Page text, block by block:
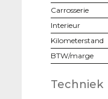
Carrosserie
Interieur
Kilometerstand
BTW/marge
Techniek